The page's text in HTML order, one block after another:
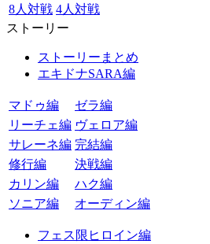
8人対戦 4人対戦
ストーリー
ストーリーまとめ
エキドナSARA編
マドゥ編
ゼラ編
リーチェ編 ヴェロア編
サレーネ編 完結編
修行編
決戦編
カリン編
ハク編
ソニア編
オーディン編
フェス限ヒロイン編